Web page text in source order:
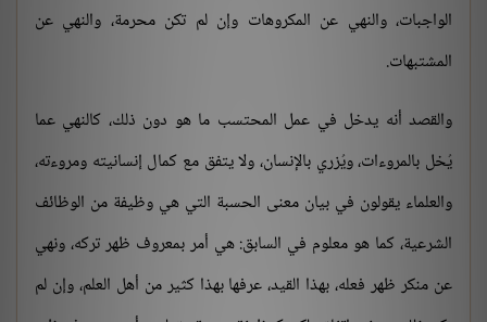
الواجبات، والنهي عن المكروهات وإن لم تكن محرمة، والنهي عن
المشتبهات.
والقصد أنه يدخل في عمل المحتسب ما هو دون ذلك، كالنهي عما
يُخل بالمروءات، ويُزري بالإنسان، ولا يتفق مع كمال إنسانيته ومروءته،
والعلماء يقولون في بيان معنى الحسبة التي هي وظيفة من الوظائف
الشرعية، كما هو معلوم في السابق: هي أمر بمعروف ظهر تركه، ونهي
عن منكر ظهر فعله، بهذا القيد، عرفها بهذا كثير من أهل العلم، وإن لم